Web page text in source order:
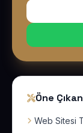
Öne
Web Sitesi